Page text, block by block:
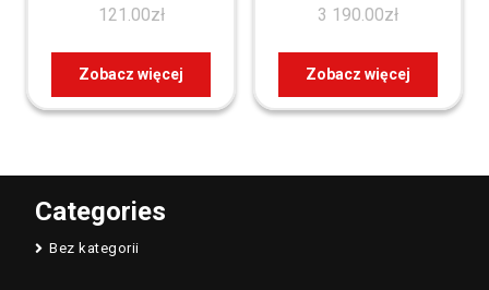
121.00zł
Zobacz więcej
3 190.00zł
Zobacz więcej
Categories
Bez kategorii